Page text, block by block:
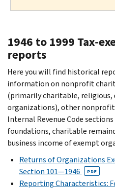
1946 to 1999 Tax-
reports
Here you will find historical
information on nonprofit
(primarily charitable, religious,
organizations), other
Internal Revenue Code
foundations, charitable
business income of exempt
Returns of Organizations
Section 101—1946
PDF
Reporting Characteristics: